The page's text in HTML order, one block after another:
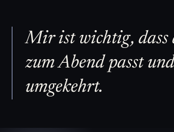
Mir ist wichtig, dass
zum Abend passt
umgekehrt.